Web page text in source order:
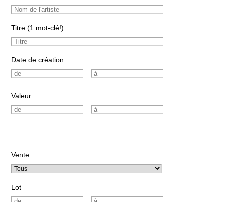
Titre (1 mot-clé!)
Date de création
Valeur
Vente
Lot